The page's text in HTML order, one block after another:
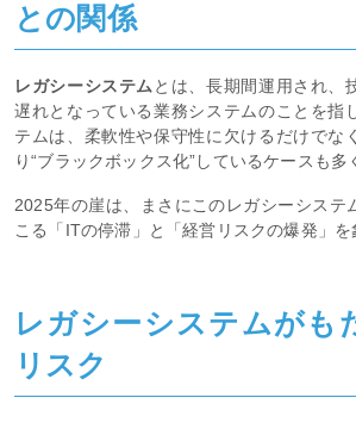
との関係
レガシーシステム とは、長期間運用され、
遅れとなっている業務システムのことを指
テムは、柔軟性や保守性に欠けるだけでな
り“ブラックボックス化”しているケースも多
2025年の崖は、まさにこのレガシーシステ
こる「ITの停滞」と「経営リスクの爆発」を
レガシーシステムがも
リスク